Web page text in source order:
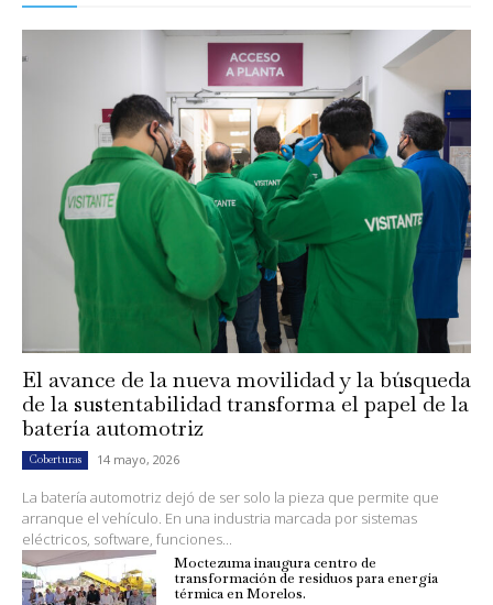
El avance de la nueva movilidad y la búsqueda
de la sustentabilidad transforma el papel de la
batería automotriz
Coberturas 14 mayo, 2026
La batería automotriz dejó de ser solo la pieza que permite que
arranque el vehículo. En una industria marcada por sistemas
eléctricos, software, funciones...
Moctezuma inaugura centro de
transformación de residuos para energía
térmica en Morelos.